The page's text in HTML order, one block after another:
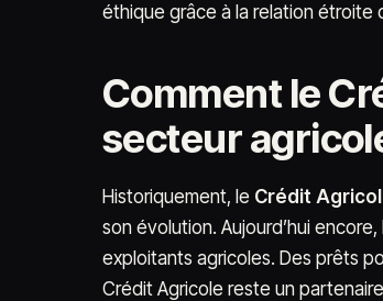
éthique grâce à la relation étroite
Comment le
secteur
Historiquement, le Crédit
son évolution. Aujourd’hui
exploitants agricoles. Des prêts
Crédit Agricole reste un